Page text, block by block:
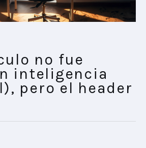
no fue
inteligencia
pero el header